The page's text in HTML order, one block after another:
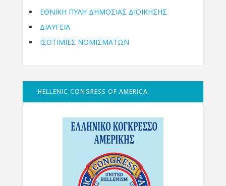
ΕΘΝΙΚΉ ΠΎΛΗ ΔΗΜΌΣΙΑΣ ΔΙΟΊΚΗΣΗΣ
ΔΙΑΥΓΕΙΑ
ΙΣΟΤΙΜΙΕΣ ΝΟΜΙΣΜΑΤΩΝ
HELLENIC CONGRESS OF AMERICA